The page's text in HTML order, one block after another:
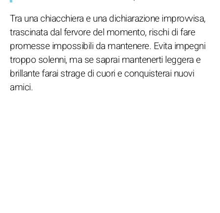
Tra una chiacchiera e una dichiarazione improvvisa,
trascinata dal fervore del momento, rischi di fare
promesse impossibili da mantenere. Evita impegni
troppo solenni, ma se saprai mantenerti leggera e
brillante farai strage di cuori e conquisterai nuovi
amici.